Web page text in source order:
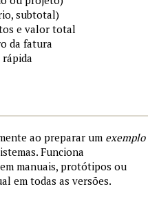
subtotal)
e valor total
da fatura
ao preparar um exemplo
Funciona
em manuais, protótipos ou
em todas as versões.